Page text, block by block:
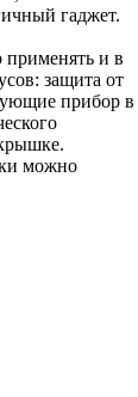
гаджет.
применять и в
защита от
прибор в
можно